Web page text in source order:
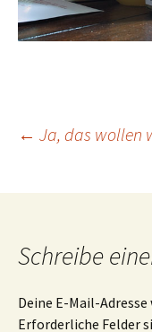
← Ja, das wollen
Schreibe
Deine E-Mail-
Erforderliche Felder